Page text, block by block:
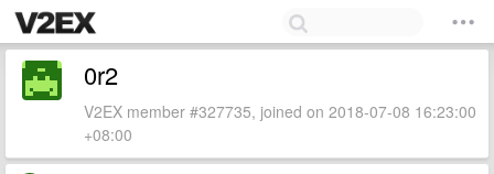
0r2
V2EX member #327735, joined on 2018-07-08 16:23:00
+08:00